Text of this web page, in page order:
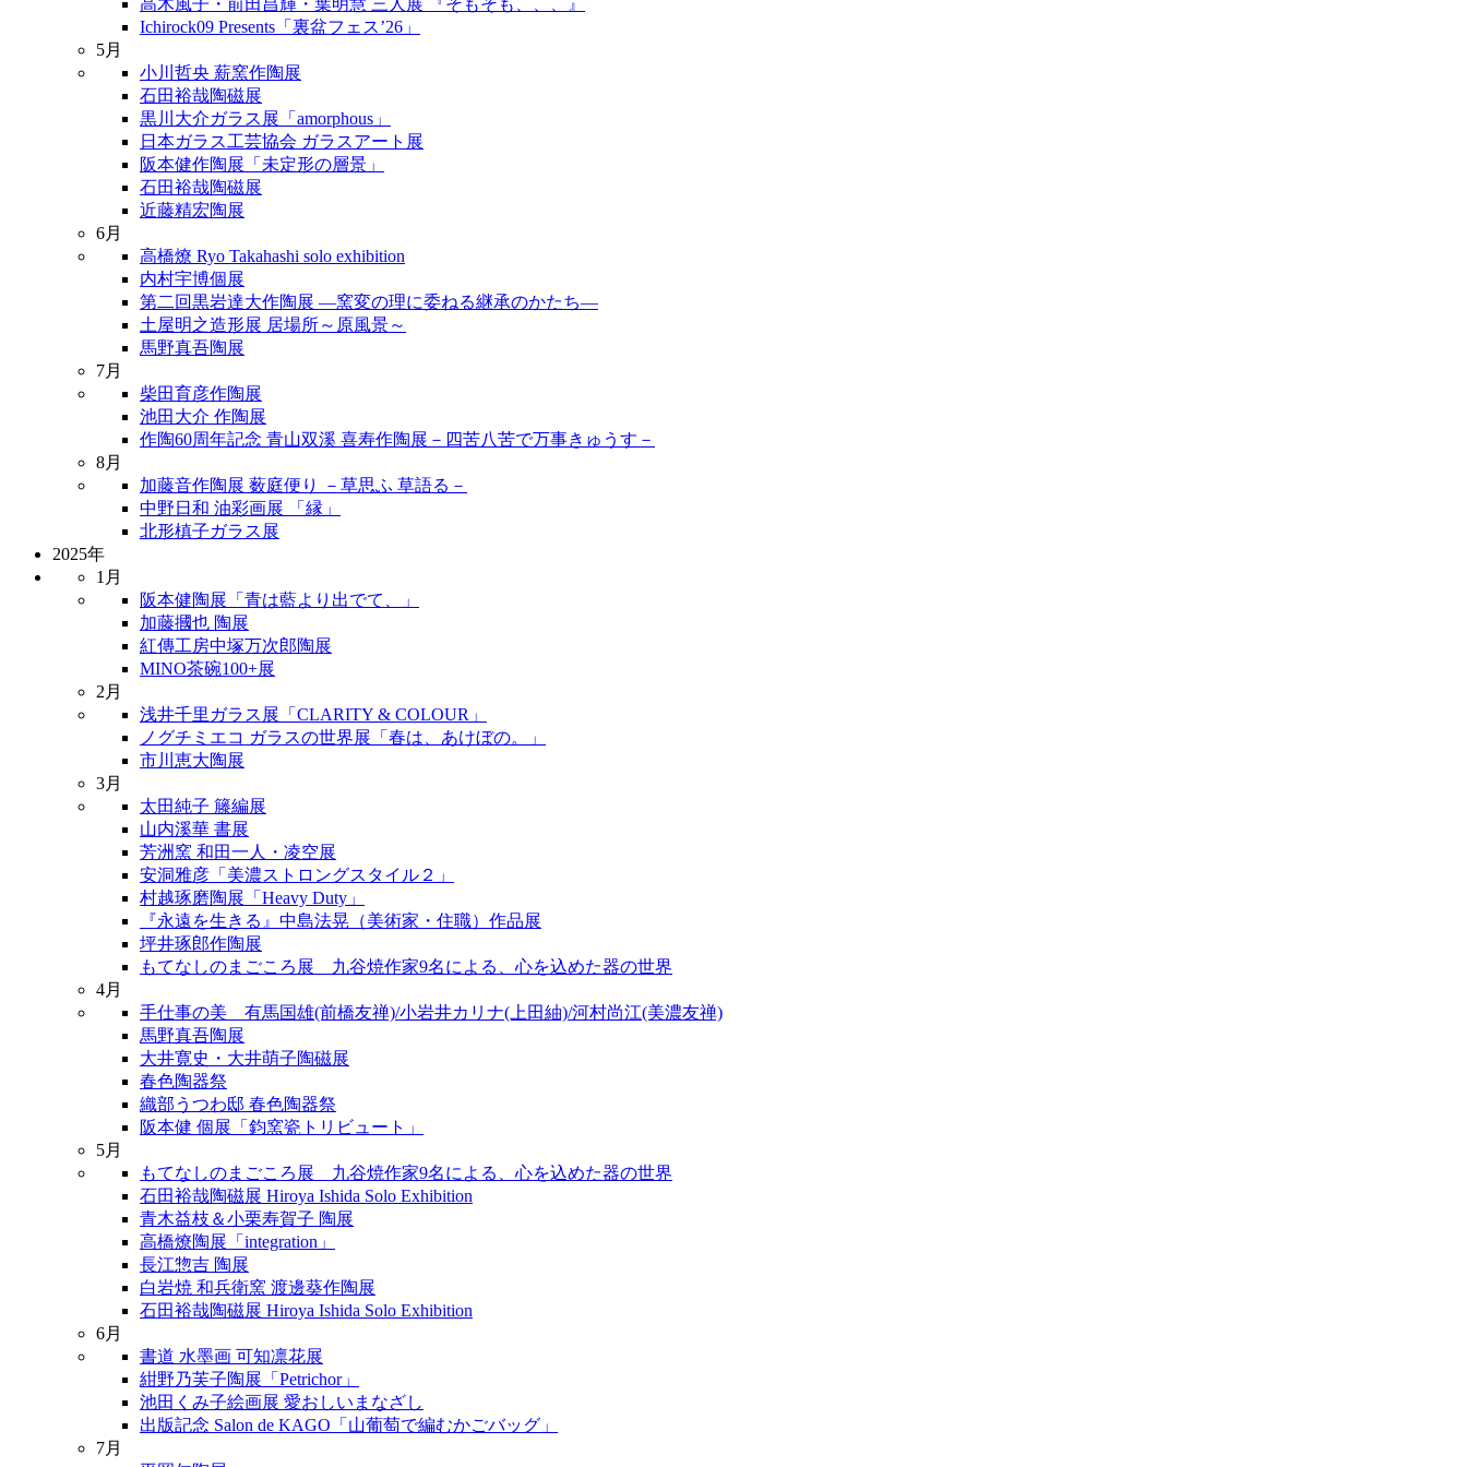
Ichirock09 Presents「裏盆フェス’26」
5月
小川哲央 薪窯作陶展
石田裕哉陶磁展
黒川大介ガラス展「amorphous」
日本ガラス工芸協会 ガラスアート展
阪本健作陶展「未定形の層景」
石田裕哉陶磁展
近藤精宏陶展
6月
高橋燎 Ryo Takahashi solo exhibition
内村宇博個展
第二回黒岩達大作陶展 ―窯変の理に委ねる継承のかたち―
土屋明之造形展 居場所～原風景～
馬野真吾陶展
7月
柴田育彦作陶展
池田大介 作陶展
作陶60周年記念 青山双溪 喜寿作陶展－四苦八苦で万事きゅうす－
8月
加藤音作陶展 薮庭便り －草思ふ 草語る－
中野日和 油彩画展 「縁」
北形槙子ガラス展
2025年
1月
阪本健陶展「青は藍より出でて、」
加藤摑也 陶展
紅傳工房中塚万次郎陶展
MINO茶碗100+展
2月
浅井千里ガラス展「CLARITY & COLOUR」
ノグチミエコ ガラスの世界展「春は、あけぼの。」
市川恵大陶展
3月
太田純子 籐編展
山内溪華 書展
芳洲窯 和田一人・凌空展
安洞雅彦「美濃ストロングスタイル２」
村越琢磨陶展「Heavy Duty」
『永遠を生きる』中島法晃（美術家・住職）作品展
坪井琢郎作陶展
もてなしのまごころ展 九谷焼作家9名による、心を込めた器の世界
4月
手仕事の美 有馬国雄(前橋友禅)/小岩井カリナ(上田紬)/河村尚江(美濃友禅)
馬野真吾陶展
大井寛史・大井萌子陶磁展
春色陶器祭
織部うつわ邸 春色陶器祭
阪本健 個展「鈞窯瓷トリビュート」
5月
もてなしのまごころ展 九谷焼作家9名による、心を込めた器の世界
石田裕哉陶磁展 Hiroya Ishida Solo Exhibition
青木益枝＆小栗寿賀子 陶展
高橋燎陶展「integration」
長江惣吉 陶展
白岩焼 和兵衛窯 渡邊葵作陶展
石田裕哉陶磁展 Hiroya Ishida Solo Exhibition
6月
書道 水墨画 可知凛花展
紺野乃芙子陶展「Petrichor」
池田くみ子絵画展 愛おしいまなざし
出版記念 Salon de KAGO「山葡萄で編むかごバッグ」
7月